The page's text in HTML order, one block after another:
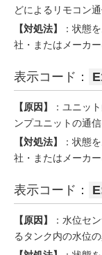
どによるリモコン通
【対処法】
：状態
社・またはメーカ
表示コード：
【原因】
：ユニッ
ンプユニットの通信
【対処法】
：状態
社・またはメーカ
表示コード：
【原因】
：水位セ
るタンク内の水位の